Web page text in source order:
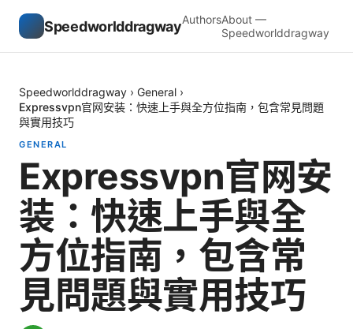
SpeedworlddragwayAuthorsAbout —
Speedworlddragway
Speedworlddragway › General ›
Expressvpn官网安装：快速上手與全方位指南，包含常見問題
與實用技巧
GENERAL
Expressvpn官网安
装：快速上手與全
方位指南，包含常
見問題與實用技巧